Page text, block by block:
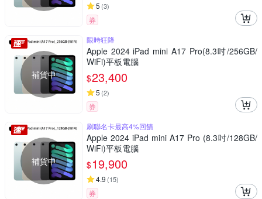
5 (3)
券
補貨中
限時狂降
Apple 2024 iPad mini A17 Pro(8.3吋/256GB/
WiFi)平板電腦
$23,400
5 (2)
券
補貨中
刷聯名卡最高4%回饋
Apple 2024 iPad mini A17 Pro (8.3吋/128GB/
WiFi)平板電腦
$19,900
4.9 (15)
券